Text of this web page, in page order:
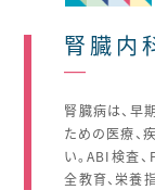
腎臓内
━
腎臓病は、早
ための医療、
い。ABI検査
全教育、栄養